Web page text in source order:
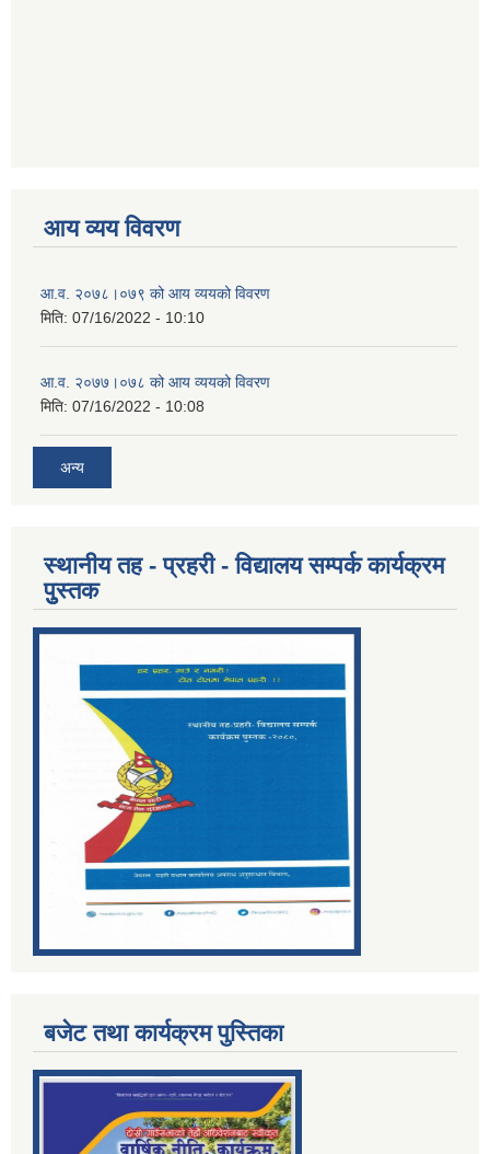
आय व्यय विवरण
आ.व. २०७८।०७९ को आय व्ययको विवरण
मिति: 07/16/2022 - 10:10
आ.व. २०७७।०७८ को आय व्ययको विवरण
मिति: 07/16/2022 - 10:08
अन्य
स्थानीय तह - प्रहरी - विद्यालय सम्पर्क कार्यक्रम
पुुस्तक
बजेट तथा कार्यक्रम पुस्तिका